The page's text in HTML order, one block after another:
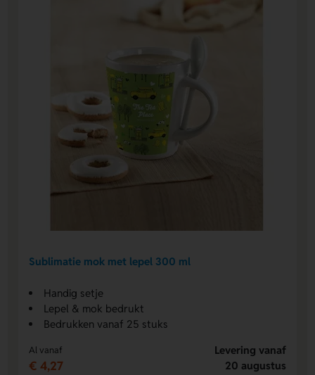
Sublimatie mok met lepel 300 ml
Handig setje
Lepel & mok bedrukt
Bedrukken vanaf 25 stuks
Al vanaf
€ 4,27
Levering vanaf
20 augustus